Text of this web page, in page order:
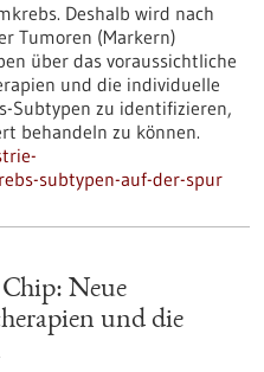
Deshalb wird nach
Tumoren (Markern)
über das voraussichtliche
und die individuelle
Subtypen zu identifizieren,
behandeln zu können.
subtypen-auf-der-spur
Neue
und die